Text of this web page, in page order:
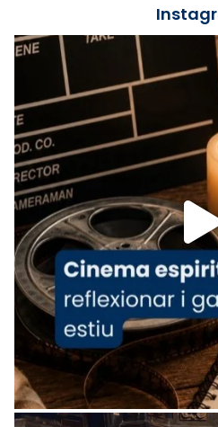
Recupera l'entrevista
tican News 👇
www.vaticannews.va/
07/carmina-historia-
espana-testimoni...
Foto
View on Facebook · Share
Arquebisbat de
1 week ago
«Avui les santes Juliana
ajuden a alçar la
Mons. Sergi Gordo,
presidit aquest 27 de
Santes de Mataró.